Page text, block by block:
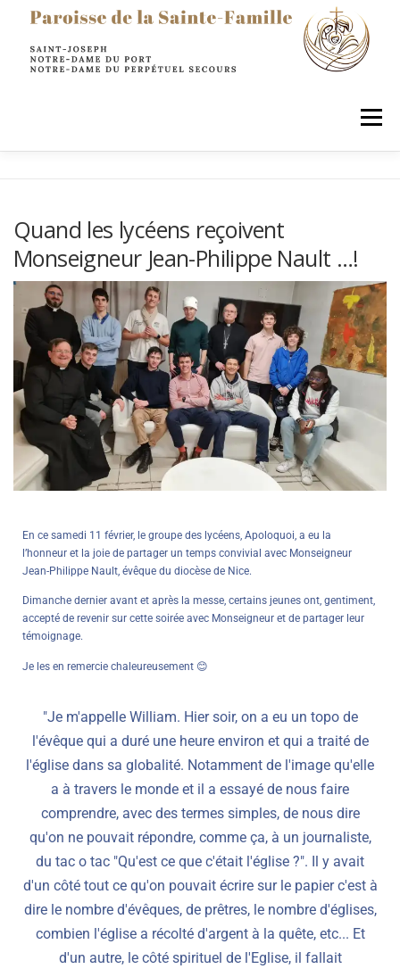
principal
Menu
AGIR & SERVIR ENFANTS JEUNES
ADULTES INFOS PRATIQUES
RESTONS EN CONTACT !
Quand les lycéens reçoivent
Monseigneur Jean-Philippe Nault …!
En ce samedi 11 février, le groupe des lycéens, Apoloquoi, a eu la
l’honneur et la joie de partager un temps convivial avec Monseigneur
Jean-Philippe Nault, évêque du diocèse de Nice.
Dimanche dernier avant et après la messe, certains jeunes ont, gentiment,
accepté de revenir sur cette soirée avec Monseigneur et de partager leur
témoignage.
Je les en remercie chaleureusement 😊
"Je m'appelle William. Hier soir, on a eu un topo de
l'évêque qui a duré une heure environ et qui a traité de
l'église dans sa globalité. Notamment de l'image qu'elle
a à travers le monde et il a essayé de nous faire
comprendre, avec des termes simples, de nous dire
qu'on ne pouvait répondre, comme ça, à un journaliste,
du tac o tac "Qu'est ce que c'était l'église ?". Il y avait
d'un côté tout ce qu'on pouvait écrire sur le papier c'est à
dire le nombre d'évêques, de prêtres, le nombre d'églises,
combien l'église a récolté d'argent à la quête, etc... Et
d'un autre, le côté spirituel de l'Eglise, il fallait